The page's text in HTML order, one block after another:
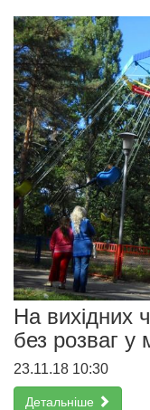
На вихідних
без розваг у
23.11.18 10:30
Детальніше